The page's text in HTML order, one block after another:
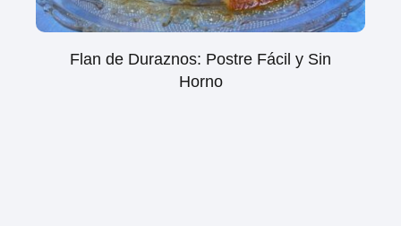
Flan de Duraznos: Postre Fácil y Sin
Horno